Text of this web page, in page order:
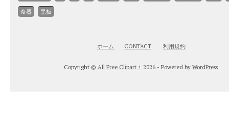
食器 黒板
ホーム CONTACT 利用規約
Copyright © All Free Clipart + 2026 - Powered by WordPress